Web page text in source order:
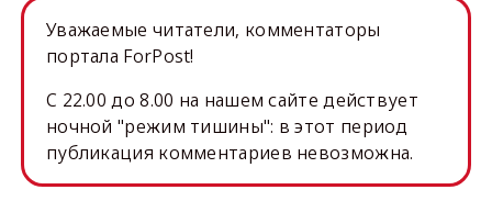
Уважаемые читатели, комментаторы
портала ForPost!
C 22.00 до 8.00 на нашем сайте действует
ночной "режим тишины": в этот период
публикация комментариев невозможна.